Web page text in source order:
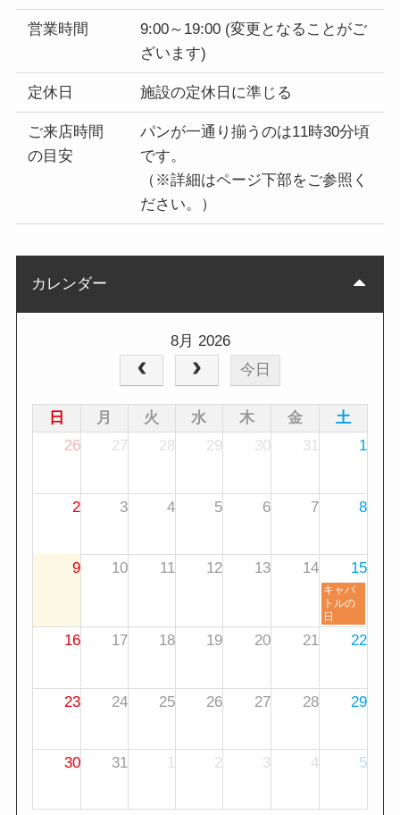
営業時間
9:00～19:00 (変更となることがご
ざいます)
定休日 施設の定休日に準じる
ご来店時間
の目安
パンが一通り揃うのは11時30分頃
です。
（※詳細はページ下部をご参照く
ださい。）
カレンダー
8月 2026
今日
日 月 火 水 木 金
土
26
27 28 29 30 31 1
2 3 4 5 6 7 8
9 10 11 12 13 14 15
土
曜
日,
8
6
キャパ
トルの
日
16 17 18 19 20 21 22
23 24 25 26 27 28 29
30 31 1 2 3 4 5